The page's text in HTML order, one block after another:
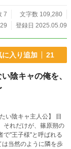
7
文字数 109,280
登録日 2025.05.09
に入り追加 21
陰キャの俺を、
い陰キャ主人公】 目
それだけが、篠原朔の
で"王子様"と呼ばれる
当然のように隣を歩